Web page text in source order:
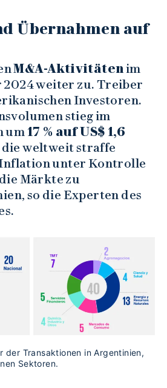
Übernahmen auf
M&A-Aktivitätenim
weiter zu. Treiber
Investoren.
stieg im
um 17 % auf US$ 1,6
die weltweit straffe
unter Kontrolle
Märkte zu
so die Experten des
der Transaktionen in Argentinien,
Sektoren.